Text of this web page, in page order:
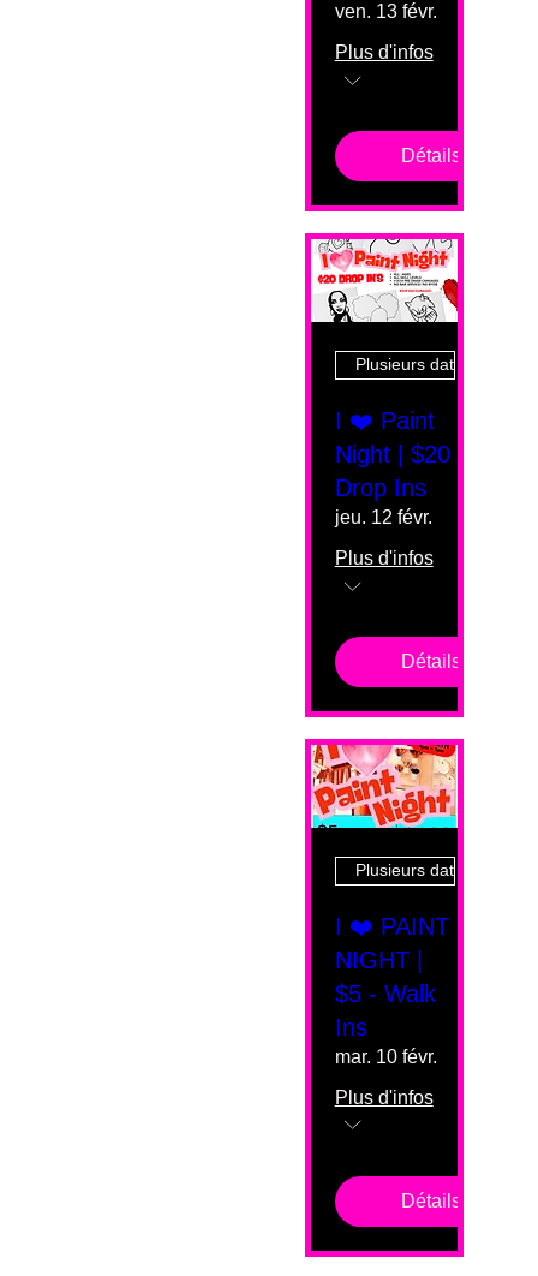
ven. 13 févr.
Plus d'infos
Détails
Plusieurs dates
I ❤️ Paint
Night | $20
Drop Ins
jeu. 12 févr.
Plus d'infos
Détails
Plusieurs dates
I ❤️ PAINT
NIGHT |
$5 - Walk
Ins
mar. 10 févr.
Plus d'infos
Détails